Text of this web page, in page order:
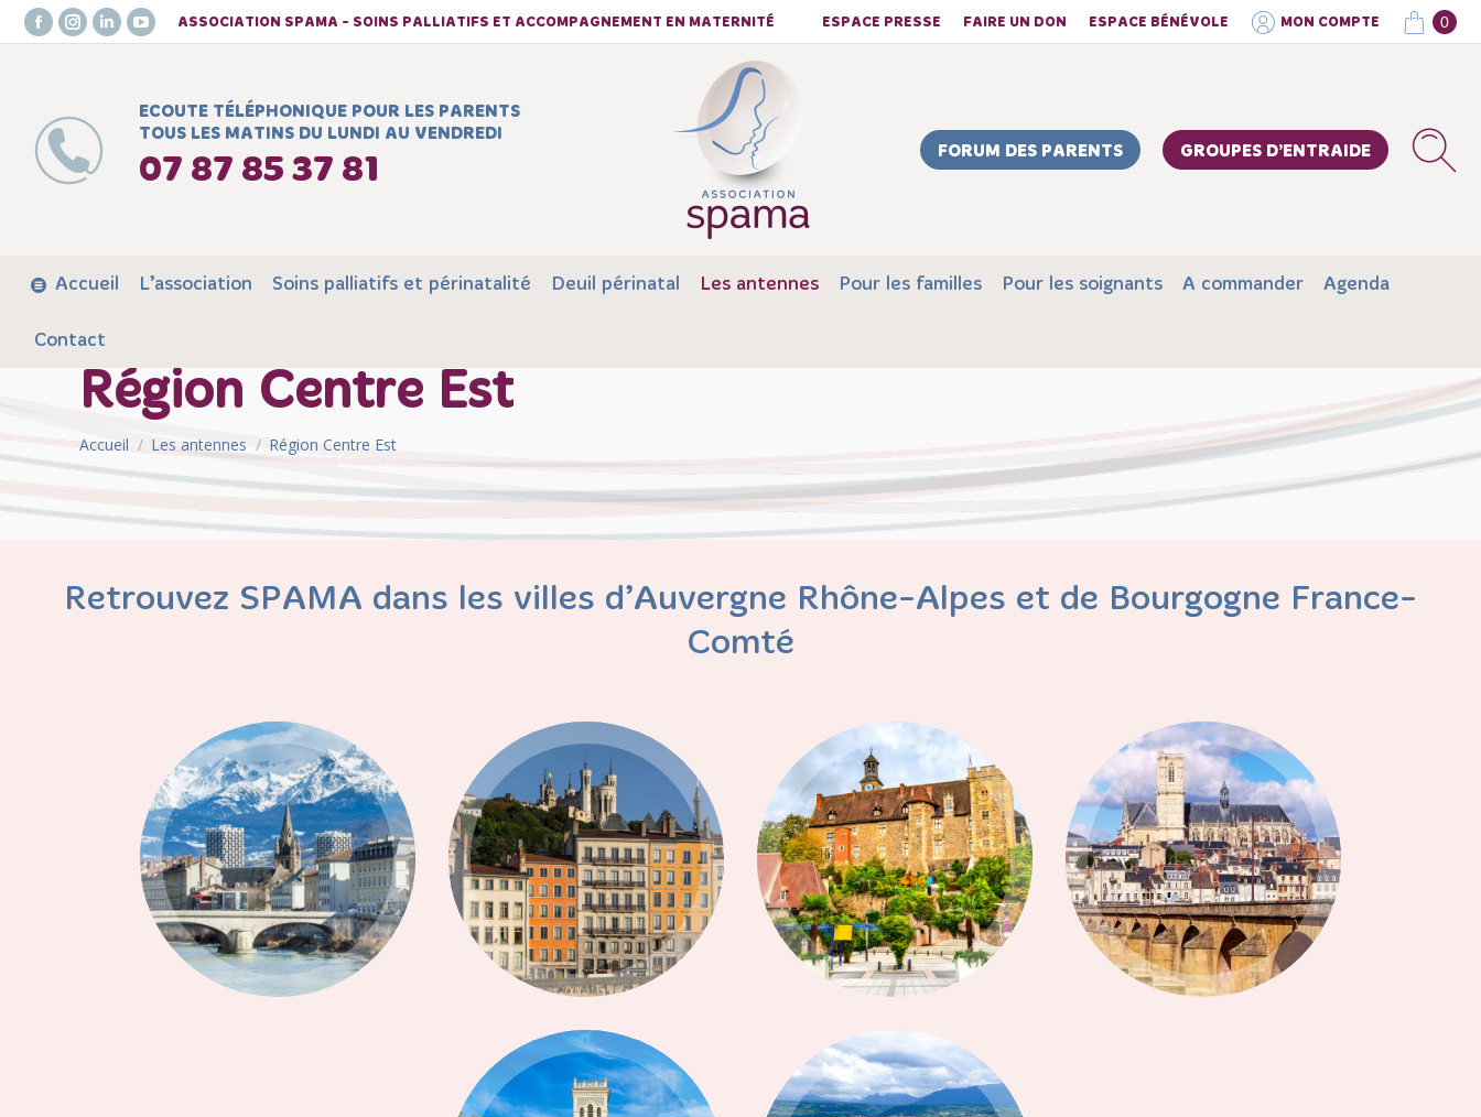
Facebook
in
new
window
Instagram
in
new
window
LinkedIn
window
YouTube
in
window
ASSOCIATION SPAMA - SOINS PALLIATIFS ET ACCOMPAGNEMENT EN MATERNITÉ ESPACE PRESSE FAIRE UN DON ESPACE BÉNÉVOLE MON COMPTE 0
ECOUTE TÉLÉPHONIQUE POUR LES PARENTS
TOUS LES MATINS DU LUNDI AU VENDREDI
07 87 85 37 81
FORUM DES PARENTS GROUPES D’ENTRAIDE
Accueil L’association Soins palliatifs et périnatalité Deuil périnatal Les antennes Pour les familles Pour les soignants A commander Agenda
Contact
Région Centre Est
Vous êtes ici :
Accueil Les antennes Région Centre Est
Retrouvez SPAMA dans les villes d’Auvergne Rhône-Alpes et de Bourgogne France-
Comté
Grenoble
Région Centre Est
Lyon
Région Centre Est
Montluçon
Région Centre Est
Nevers
Région Centre Est